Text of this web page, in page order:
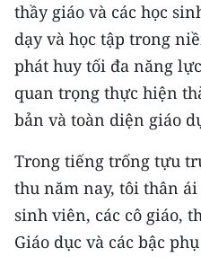
VỀ BÁO NHÂN DÂN
THỜI NAY
NHÂN DÂN CUỐI TUẦN
MUA BÁO
ĐỌC BÁO IN
thầy giáo và các học
dạy và học tập trong
phát huy tối đa năng
quan trọng thực hiện
bản và toàn diện giáo
Trong tiếng trống tựu
thu năm nay, tôi thân
sinh viên, các cô giáo,
Giáo dục và các bậc